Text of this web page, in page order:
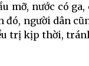
mỡ, nước có
người dân
trị kịp thời,